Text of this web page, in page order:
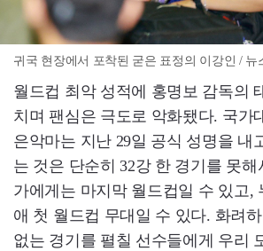
귀국 현장에서 포착된 굳은 표정의 이강인 / 뉴
월드컵 최악 성적에 홍명보 감독의
치며 팬심은 극도로 악화됐다. 국가
은악마는 지난 29일 공식 성명을 내
는 것은 단순히 32강 한 경기를 못
가에게는 마지막 월드컵일 수 있고,
애 첫 월드컵 무대일 수 있다. 화려
없는 경기를 펼칠 선수들에게 우리